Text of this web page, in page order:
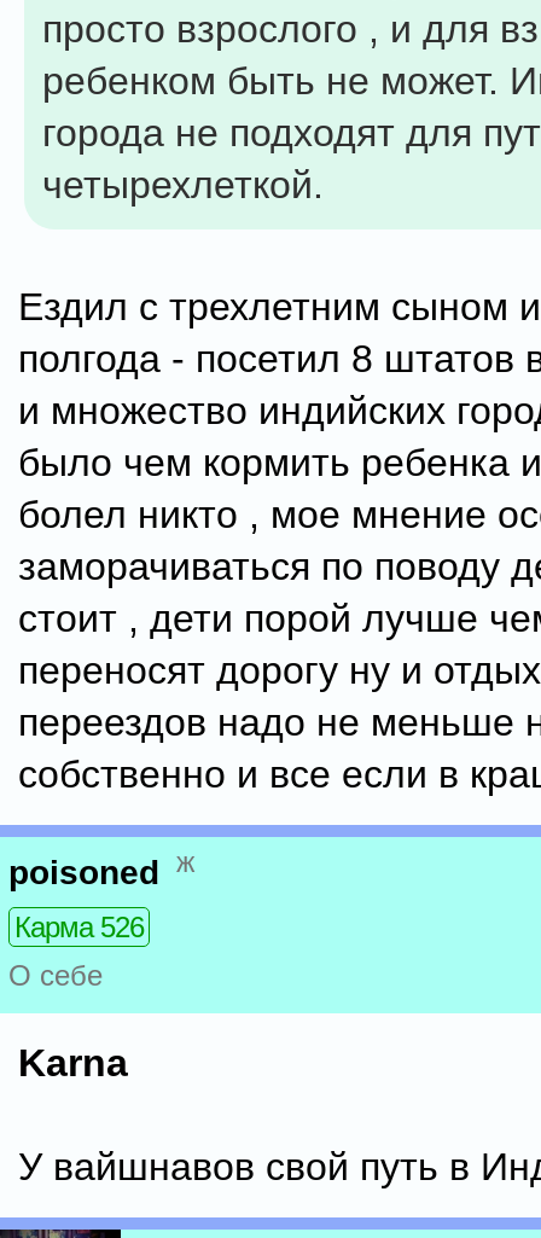
просто взрослого , и для
ребенком быть не может.
города не подходят для
четырехлеткой.
Ездил с трехлетним сыном
полгода - посетил 8 штатов
и множество индийских
было чем кормить ребенка
болел никто , мое мнение
заморачиваться по поводу
стоит , дети порой лучше
переносят дорогу ну и
переездов надо не меньше
собственно и все если в
poisoned ж
Карма 526
О себе
Karna
У вайшнавов свой путь в